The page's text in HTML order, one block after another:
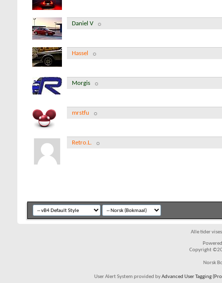
Daniel V
Hassel
Morgis
mrstfu
Retro.L.
Alle tider
Copyright
Norsk
User Alert System provided byAdvanced User Tagging